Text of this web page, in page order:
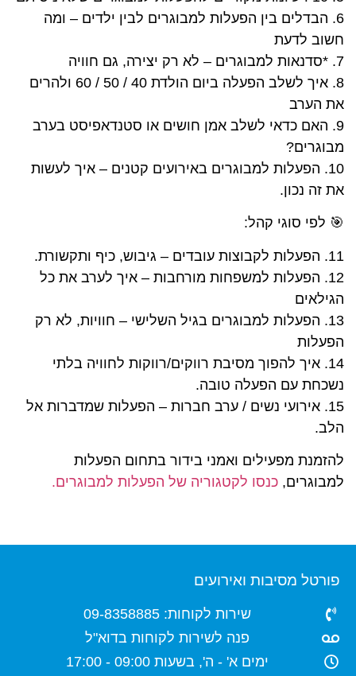
6. הבדלים בין הפעלות למבוגרים לבין ילדים – ומה
חשוב לדעת
7. *סדנאות למבוגרים – לא רק יצירה, גם חוויה
8. איך לשלב הפעלה ביום הולדת 40 / 50 / 60 ולהרים
את הערב
9. האם כדאי לשלב אמן חושים או סטנדאפיסט בערב
מבוגרים?
10. הפעלות למבוגרים באירועים קטנים – איך לעשות
את זה נכון.
🎯 לפי סוגי קהל:
11. הפעלות לקבוצות עובדים – גיבוש, כיף ותקשורת.
12. הפעלות למשפחות מורחבות – איך לערב את כל
הגילאים
13. הפעלות למבוגרים בגיל השלישי – חוויות, לא רק
הפעלות
14. איך להפוך מסיבת רווקים/רווקות לחוויה בלתי
נשכחת עם הפעלה טובה.
15. אירועי נשים / ערב חברות – הפעלות שמדברות אל
הלב.
להזמנת מפעילים ואמני בידור בתחום הפעלות
למבוגרים, כנסו לקטגוריה של הפעלות למבוגרים.
פורטל מסיבות ואירועים
שירות לקוחות: 09-8358885
פנה לשירות לקוחות בדוא"ל
ימים א' - ה', בשעות 09:00 - 17:00